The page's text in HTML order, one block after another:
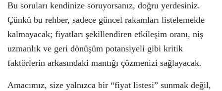
Bu soruları kendinize soruyorsanız, doğru yerdesiniz.
Çünkü bu rehber, sadece güncel rakamları listelemekle
kalmayacak; fiyatları şekillendiren etkileşim oranı, niş
uzmanlık ve geri dönüşüm potansiyeli gibi kritik
faktörlerin arkasındaki mantığı çözmenizi sağlayacak.
Amacımız, size yalnızca bir “fiyat listesi” sunmak değil,